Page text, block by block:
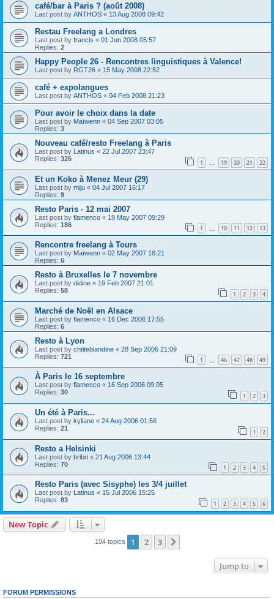
café/bar à Paris ? (août 2008)
Last post by ANTHOS « 13 Aug 2008 09:42
Restau Freelang a Londres
Last post by francis « 01 Jun 2008 05:57
Replies: 2
Happy People 26 - Rencontres linguistiques à Valence!
Last post by RGT26 « 15 May 2008 22:52
café + expolangues
Last post by ANTHOS « 04 Feb 2008 21:23
Pour avoir le choix dans la date
Last post by Maïwenn « 04 Sep 2007 03:05
Replies: 3
Nouveau café/resto Freelang à Paris
Last post by Latinus « 22 Jul 2007 23:47
Replies: 326 1 19 20 21 22
Et un Koko à Menez Meur (29)
Last post by miju « 04 Jul 2007 16:17
Replies: 9
Resto Paris - 12 mai 2007
Last post by flamenco « 19 May 2007 09:29
Replies: 186 1 10 11 12 13
Rencontre freelang à Tours
Last post by Maïwenn « 02 May 2007 18:21
Replies: 6
Resto à Bruxelles le 7 novembre
Last post by didine « 19 Feb 2007 21:01
Replies: 58 1 2 3 4
Marché de Noël en Alsace
Last post by flamenco « 16 Dec 2006 17:55
Replies: 6
Resto à Lyon
Last post by chtiteblandine « 28 Sep 2006 21:09
Replies: 721 1 46 47 48 49
À Paris le 16 septembre
Last post by flamenco « 16 Sep 2006 09:05
Replies: 30 1 2 3
Un été à Paris...
Last post by kyliane « 24 Aug 2006 01:56
Replies: 21 1 2
Resto a Helsinki
Last post by bribri « 21 Aug 2006 13:44
Replies: 70 1 2 3 4 5
Resto Paris (avec Sisyphe) les 3/4 juillet
Last post by Latinus « 15 Jul 2006 15:25
Replies: 83 1 2 3 4 5 6
New Topic
104 topics 1 2 3
Jump to
FORUM PERMISSIONS